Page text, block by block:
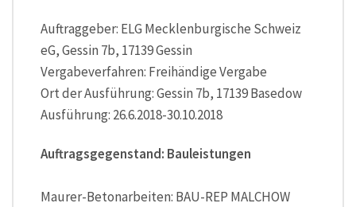
Auftraggeber: ELG Mecklenburgische Schweiz
eG, Gessin 7b, 17139 Gessin
Vergabeverfahren: Freihändige Vergabe
Ort der Ausführung: Gessin 7b, 17139 Basedow
Ausführung: 26.6.2018-30.10.2018
Auftragsgegenstand: Bauleistungen
Maurer-Betonarbeiten: BAU-REP MALCHOW